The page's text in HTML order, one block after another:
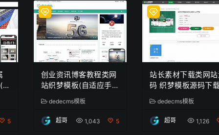
5
创业资讯博客教程类网
站织梦模板(自适应手机
dedecms模板
超哥 1,043 5
站长素材下载类网
码 织梦模板源码下
dedecms模板
超哥 1,126